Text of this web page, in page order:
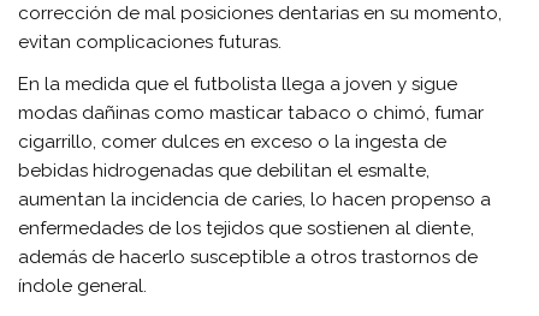
corrección de mal posiciones dentarias en su momento,
evitan complicaciones futuras.
En la medida que el futbolista llega a joven y sigue
modas dañinas como masticar tabaco o chimó, fumar
cigarrillo, comer dulces en exceso o la ingesta de
bebidas hidrogenadas que debilitan el esmalte,
aumentan la incidencia de caries, lo hacen propenso a
enfermedades de los tejidos que sostienen al diente,
además de hacerlo susceptible a otros trastornos de
índole general.